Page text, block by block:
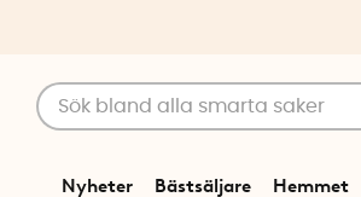
Nyheter Bästsäljare Hemmet